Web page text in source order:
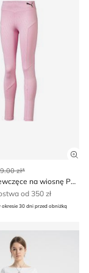
produktu
zł*
Spodnie dziewczęce na wiosnę Puma
od 350 zł
30 dni przed obniżką